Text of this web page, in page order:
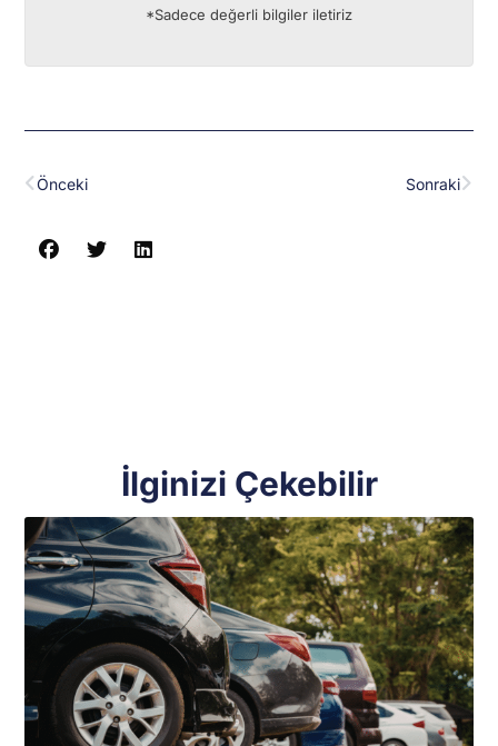
*Sadece değerli bilgiler iletiriz
Önceki Sonraki
İlginizi Çekebilir